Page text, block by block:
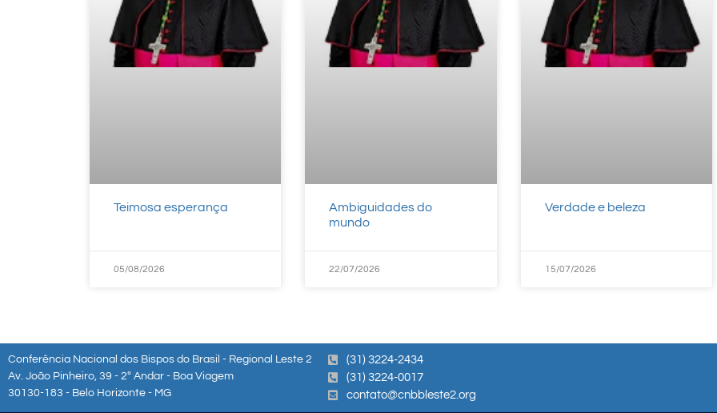
Teimosa esperança
05/08/2026
Ambiguidades do
mundo
22/07/2026
Verdade e beleza
15/07/2026
Conferência Nacional dos Bispos do Brasil - Regional Leste 2
Av. João Pinheiro, 39 - 2º Andar - Boa Viagem
30130-183 - Belo Horizonte - MG
(31) 3224-2434
(31) 3224-0017
contato@cnbbleste2.org